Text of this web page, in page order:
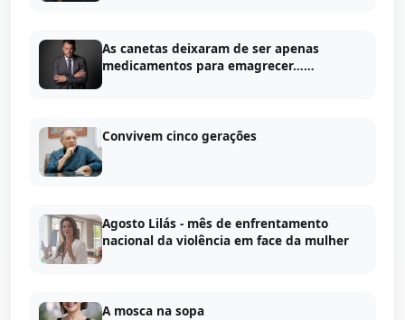
As canetas deixaram de ser apenas
medicamentos para emagrecer……
Convivem cinco gerações
Agosto Lilás - mês de enfrentamento
nacional da violência em face da mulher
A mosca na sopa